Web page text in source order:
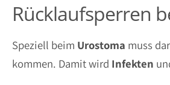
Rücklaufsperren
Speziell beim Urostoma muss
kommen. Damit wird Infekten